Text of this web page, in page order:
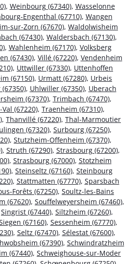
, Weinbourg (67340), Wasselonne
Engenthal (67710), Wangen
sur-Zorn (67670), Waldolwisheim
(67430), Waldersbach (67130),
, Wahlenheim (67170), Volksberg
(67430), Villé (67220), Vendenheim
, Uttwiller (67330), Uttenhoffen
(67150), Urmatt (67280), Urbeis
, Uhlwiller (67350), Uberach
(67370), Trimbach (67470),
(67220), Traenheim (67310),
, Thanvillé (67220), Thal-Marmoutier
(67320), Surbourg (67250),
, Stutzheim-Offenheim (67370),
, Struth (67290), Strasbourg (67200),
, Strasbourg (67000), Stotzheim
, Steinseltz (67160), Steinbourg
, Stattmatten (67770), Sparsbach
Forêts (67250), Soultz-les-Bains
(67620), Souffelweyersheim (67460),
Singrist (67440), Siltzheim (67260),
(67160), Sessenheim (67770),
, Seltz (67470), Sélestat (67600),
(67390), Schwindratzheim
(67440), Schweighouse-sur-Moder